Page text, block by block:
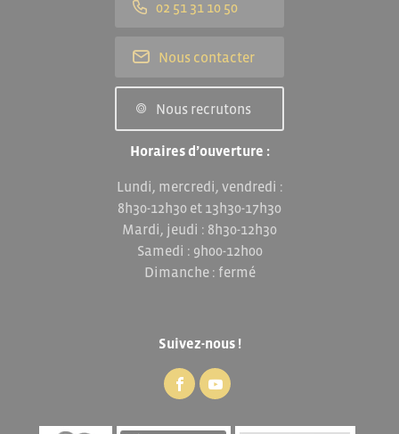
02 51 31 10 50
Nous contacter
Nous recrutons
Horaires d’ouverture :
Lundi, mercredi, vendredi :
8h30-12h30 et 13h30-17h30
Mardi, jeudi : 8h30-12h30
Samedi : 9h00-12h00
Dimanche : fermé
Suivez-nous !